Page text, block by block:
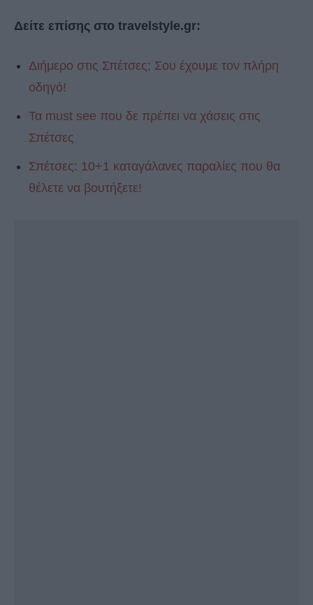
Δείτε επίσης στο travelstyle.gr:
Διήμερο στις Σπέτσες; Σου έχουμε τον πλήρη
οδηγό!
Τα must see που δε πρέπει να χάσεις στις
Σπέτσες
Σπέτσες: 10+1 καταγάλανες παραλίες που θα
θέλετε να βουτήξετε!